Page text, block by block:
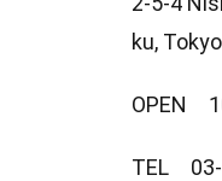
ku, Tokyo
OPEN
TEL 03-